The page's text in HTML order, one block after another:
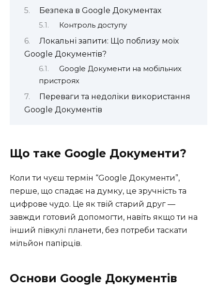
Безпека в Google Документах
Контроль доступу
Локальні запити: Що поблизу моїх
Google Документів?
Google Документи на мобільних
пристроях
Переваги та недоліки використання
Google Документів
Що таке Google Документи?
Коли ти чуєш термін “Google Документи”,
перше, що спадає на думку, це зручність та
цифрове чудо. Це як твій старий друг —
завжди готовий допомогти, навіть якщо ти на
інший півкулі планети, без потреби таскати
мільйон папірців.
Основи Google Документів